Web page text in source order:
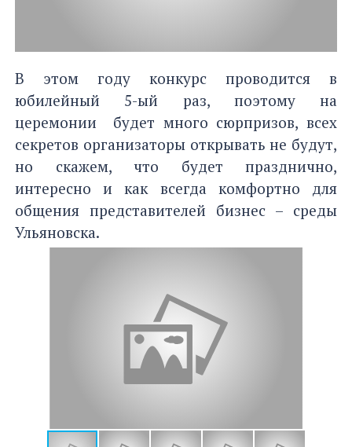
В этом году конкурс проводится в
юбилейный 5-ый раз, поэтому на
церемонии будет много сюрпризов, всех
секретов организаторы открывать не будут,
но скажем, что будет празднично,
интересно и как всегда комфортно для
общения представителей бизнес – среды
Ульяновска.